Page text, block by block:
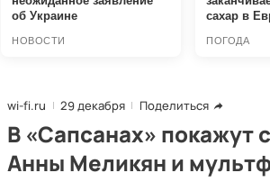
wi-fi.ru 29 декабря Поделиться
В «Сапсанах» покажут
Анны Меликян и